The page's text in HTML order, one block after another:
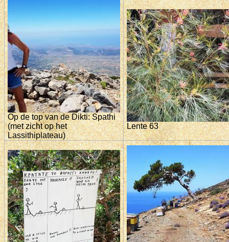
Op de top van de Dikti: Spathi
(met zicht op het
Lassithiplateau)
Lente 63